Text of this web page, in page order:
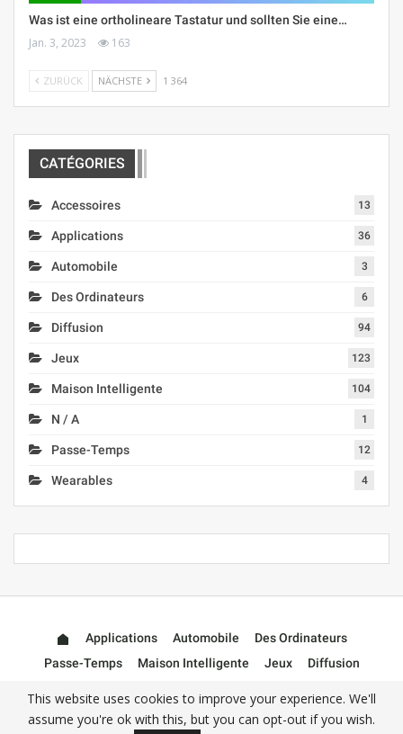
Was ist eine ortholineare Tastatur und sollten Sie eine…
Jan. 3, 2023 163
ZURÜCK NÄCHSTE 1 364
CATÉGORIES
Accessoires 13
Applications 36
Automobile 3
Des Ordinateurs 6
Diffusion 94
Jeux 123
Maison Intelligente 104
N / A 1
Passe-Temps 12
Wearables 4
Applications Automobile
Des Ordinateurs
Passe-Temps
Maison Intelligente Jeux
Diffusion
This website uses cookies to improve your experience. We'll
assume you're ok with this, but you can opt-out if you wish.